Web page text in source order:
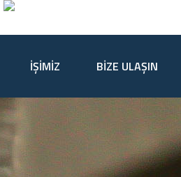
İŞİMİZ BİZE ULAŞIN